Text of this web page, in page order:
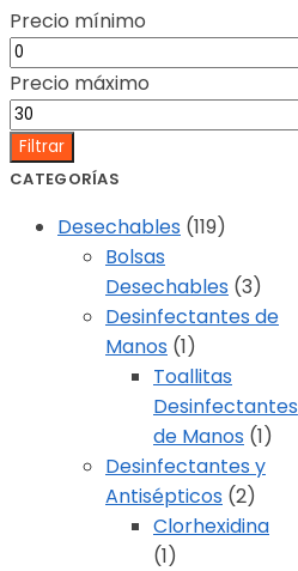
Precio mínimo
Precio máximo
Filtrar
CATEGORÍAS
Desechables (119)
Bolsas
Desechables (3)
Desinfectantes de
Manos (1)
Toallitas
Desinfectantes
de Manos (1)
Desinfectantes y
Antisépticos (2)
Clorhexidina
(1)